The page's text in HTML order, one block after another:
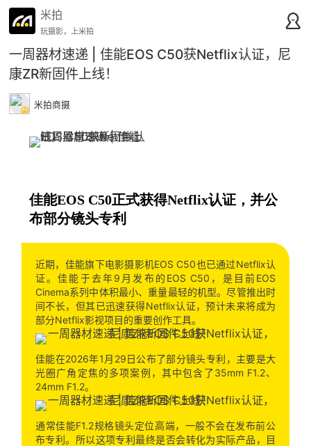
米拍
玩摄影，上米拍
一周器材速递 | 佳能EOS C50获Netflix认证，尼
康ZR新固件上线！
米拍商摄
佳能EOS C50正式获得Netflix认证，并公
布部分镜头专利
近期，佳能旗下电影摄影机EOS C50也已通过Netflix认
证。佳能于去年9月发布的EOS C50，是目前EOS
Cinema系列中体积最小、重量最轻的机型。尽管推出时
间不长，但其已迅速获得Netflix认证，预计未来将成为
部分Netflix影视项目的重要创作工具。
佳能在2026年1月29日公布了部分镜头专利，主要是大
光圈广角定焦的多项案例，其中包含了35mm F1.2、
24mm F1.2。
通常佳能F1.2规格镜头定位高端，一般不会在发布前公
布专利。所以这项专利最终是否会转化为实际产品，目